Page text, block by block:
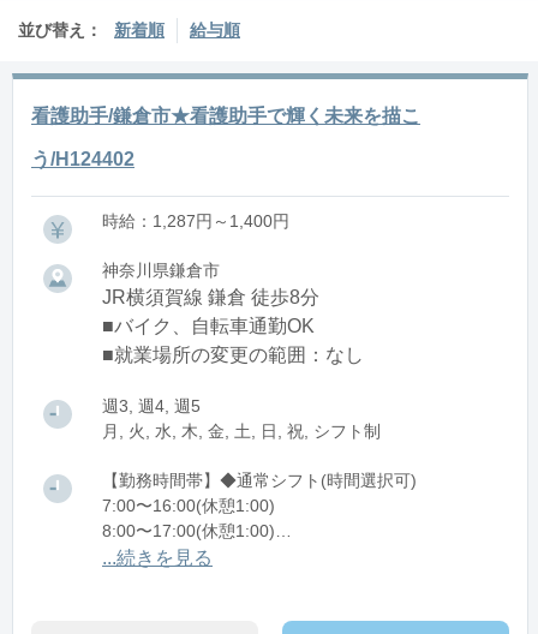
並び替え： 新着順 給与順
看護助手/鎌倉市★看護助手で輝く未来を描こ
う/H124402
時給：1,287円～1,400円
神奈川県鎌倉市
JR横須賀線 鎌倉 徒歩8分
■バイク、自転車通勤OK
■就業場所の変更の範囲：なし
週3, 週4, 週5
月, 火, 水, 木, 金, 土, 日, 祝, シフト制
【勤務時間帯】◆通常シフト(時間選択可)
7:00〜16:00(休憩1:00)
8:00〜17:00(休憩1:00)
12:00〜21:00(休憩1:00)
...続きを見る